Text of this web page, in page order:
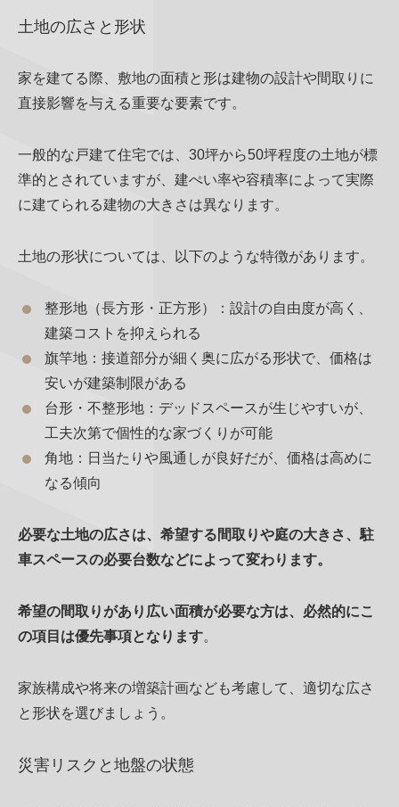
土地の広さと形状
家を建てる際、敷地の面積と形は建物の設計や間取りに
直接影響を与える重要な要素です。
一般的な戸建て住宅では、30坪から50坪程度の土地が標
準的とされていますが、建ぺい率や容積率によって実際
に建てられる建物の大きさは異なります。
土地の形状については、以下のような特徴があります。
整形地（長方形・正方形）：設計の自由度が高く、
建築コストを抑えられる
旗竿地：接道部分が細く奥に広がる形状で、価格は
安いが建築制限がある
台形・不整形地：デッドスペースが生じやすいが、
工夫次第で個性的な家づくりが可能
角地：日当たりや風通しが良好だが、価格は高めに
なる傾向
必要な土地の広さは、希望する間取りや庭の大きさ、駐
車スペースの必要台数などによって変わります。
希望の間取りがあり広い面積が必要な方は、必然的にこ
の項目は優先事項となります。
家族構成や将来の増築計画なども考慮して、適切な広さ
と形状を選びましょう。
災害リスクと地盤の状態